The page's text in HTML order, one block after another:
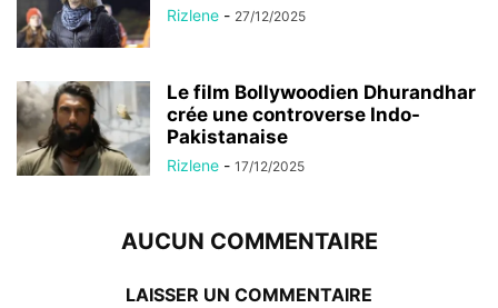
Rizlene - 27/12/2025
Le film Bollywoodien Dhurandhar
crée une controverse Indo-
Pakistanaise
Rizlene - 17/12/2025
AUCUN COMMENTAIRE
LAISSER UN COMMENTAIRE